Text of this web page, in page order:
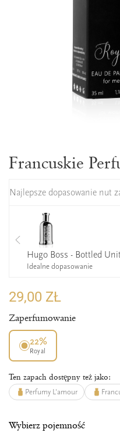
Francuskie
Najlepsze dopasowanie nut
Hugo Boss - Bottled
Idealne dopasowanie
29,00 ZŁ
Zaperfumowanie
22%
Royal
Ten zapach dostępny też jako:
Perfumy L'amour
Wybierz pojemność